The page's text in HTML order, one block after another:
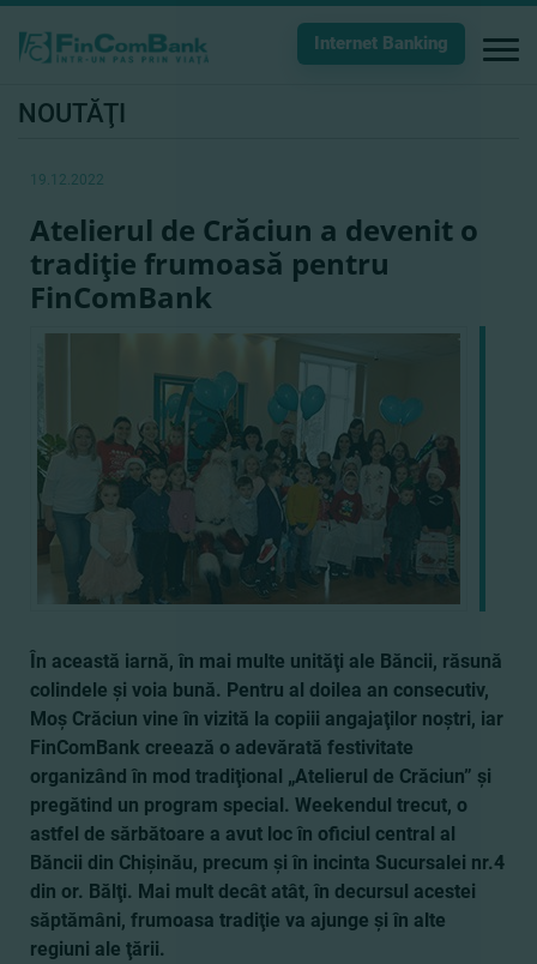
Internet Banking
NOUTĂŢI
19.12.2022
Atelierul de Crăciun a devenit o
tradiţie frumoasă pentru
FinComBank
În această iarnă, în mai multe unităţi ale Băncii, răsună
colindele şi voia bună. Pentru al doilea an consecutiv,
Moş Crăciun vine în vizită la copiii angajaţilor noştri, iar
FinComBank creează o adevărată festivitate
organizând în mod tradiţional „Atelierul de Crăciun” şi
pregătind un program special. Weekendul trecut, o
astfel de sărbătoare a avut loc în oficiul central al
Băncii din Chişinău, precum şi în incinta Sucursalei nr.4
din or. Bălţi. Mai mult decât atât, în decursul acestei
săptămâni, frumoasa tradiţie va ajunge şi în alte
regiuni ale ţării.